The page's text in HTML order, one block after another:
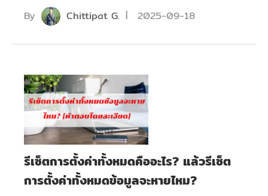
By
Chittipat G. 2025-09-18
รีเซ็ตการตั้งค่าทั้งหมดคืออะไร? แล้วรีเซ็ต
การตั้งค่าทั้งหมดข้อมูลจะหายไหม?